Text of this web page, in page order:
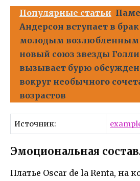
Популярные статьи
Андерсон вступает в брак
молодым возлюбленным
новый союз звезды
вызывает бурю
вокруг необычного
возрастов
Источник:
Эмоциональная
Платье Oscar de la Renta, на